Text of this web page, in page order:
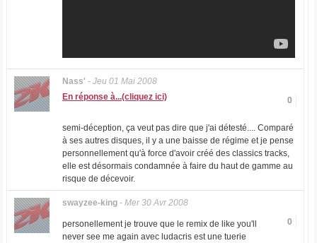
Nass' - Jeu 01 Mai 2008
0
En réponse à...(cliquez ici)
semi-déception, ça veut pas dire que j'ai détesté.... Comparé
à ses autres disques, il y a une baisse de régime et je pense
personnellement qu'à force d'avoir créé des classics tracks,
elle est désormais condamnée à faire du haut de gamme au
risque de décevoir.
swayzee-king- Mer 30 Avr 2008
0
personellement je trouve que le remix de like you'll
never see me again avec ludacris est une tuerie